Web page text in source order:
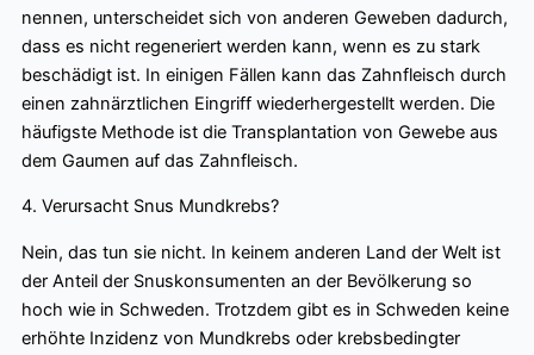
nennen, unterscheidet sich von anderen Geweben dadurch,
dass es nicht regeneriert werden kann, wenn es zu stark
beschädigt ist. In einigen Fällen kann das Zahnfleisch durch
einen zahnärztlichen Eingriff wiederhergestellt werden. Die
häufigste Methode ist die Transplantation von Gewebe aus
dem Gaumen auf das Zahnfleisch.
4. Verursacht Snus Mundkrebs?
Nein, das tun sie nicht. In keinem anderen Land der Welt ist
der Anteil der Snuskonsumenten an der Bevölkerung so
hoch wie in Schweden. Trotzdem gibt es in Schweden keine
erhöhte Inzidenz von Mundkrebs oder krebsbedingter